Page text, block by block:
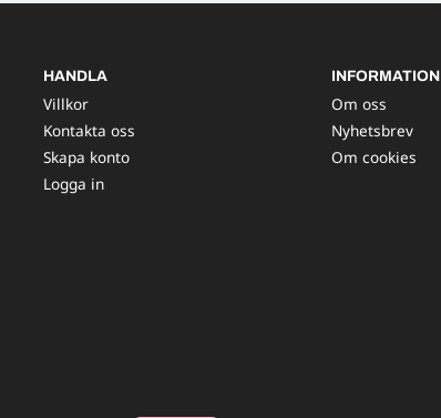
HANDLA
Villkor
Kontakta oss
Skapa konto
Logga in
INFORMATION
Om oss
Nyhetsbrev
Om cookies